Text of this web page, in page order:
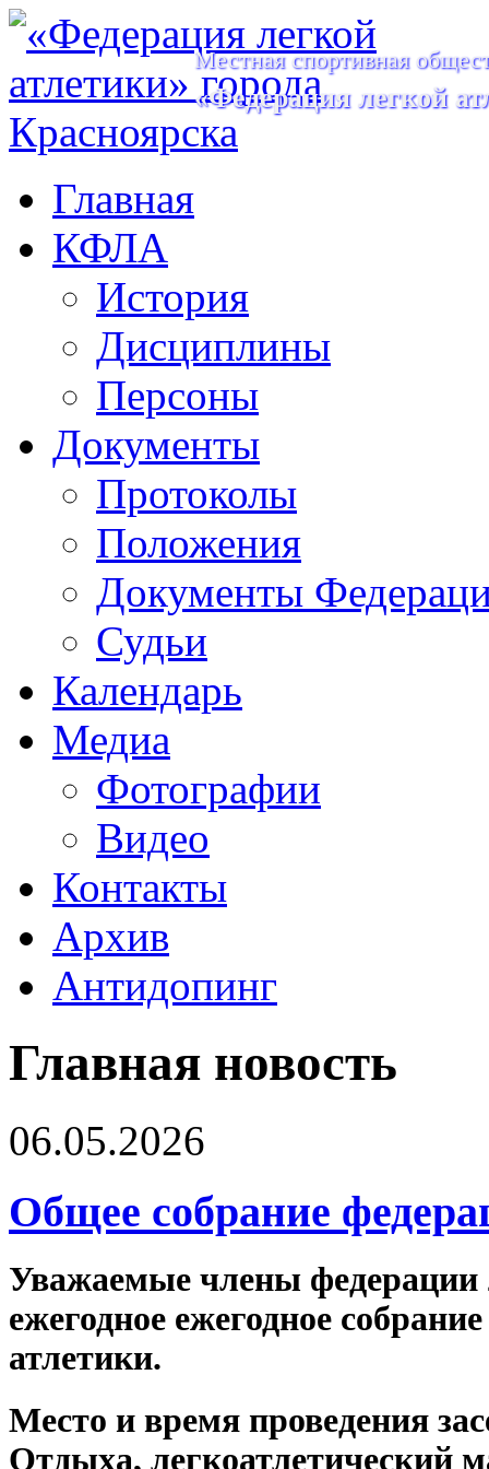
Местная спортивная
«Федерация легкой
Главная
КФЛА
История
Дисциплины
Персоны
Документы
Протоколы
Положения
Документы
Судьи
Календарь
Медиа
Фотографии
Видео
Контакты
Архив
Антидопинг
Главная новость
06.05.2026
Общее собрание
Уважаемые члены федерации
ежегодное ежегодное
атлетики.
Место и время проведения
Отдыха, легкоатлетический